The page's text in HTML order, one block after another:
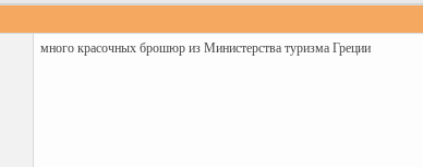
много красочных брошюр из Министерства туризма Греции